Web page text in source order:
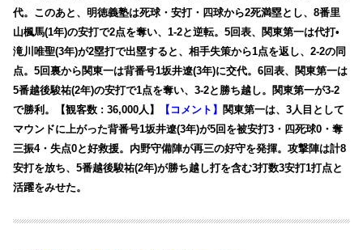
代。このあと、明徳義塾は死球・安打・四球から2死満塁とし、8番里
山楓馬(1年)の安打で2点を奪い、1-2と逆転。5回表、関東第一は代打•
滝川唯聖(3年)が2塁打で出塁すると、相手失策から1点を返し、2-2の同
点。5回裏から関東一は背番号1坂井遼(3年)に交代。6回表、関東第一は
5番越後駿祐(2年)の安打で1点を奪い、3-2と勝ち越し。関東第一が3-2
で勝利。【観客数 : 36,000人】
【コメント】関東第一は、3人目として
マウンドに上がった背番号1坂井遼(3年)が5回を被安打3・四死球0・奪
三振4・失点0と好救援。内野守備陣が再三の好守を発揮。攻撃陣は計8
安打を放ち、5番越後駿祐(2年)が勝ち越し打を含む3打数3安打1打点と
活躍をみせた。